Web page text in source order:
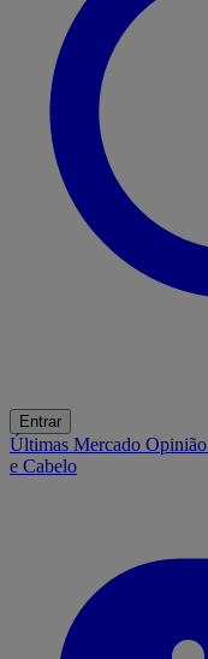
Entrar
Últimas Mercado Opinião
e Cabelo